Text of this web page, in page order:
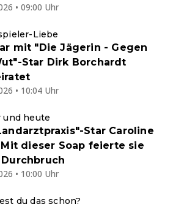
• 09:00 Uhr
Liebe
mit "Die Jägerin - Gegen
Star Dirk Borchardt
• 10:04 Uhr
und heute
Star Caroline
Mit dieser Soap feierte sie
• 10:00 Uhr
du das schon?